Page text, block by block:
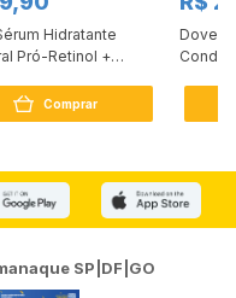
Hidratante
Pró-Retinol +
Comprar
Dove
SP|DF|GO